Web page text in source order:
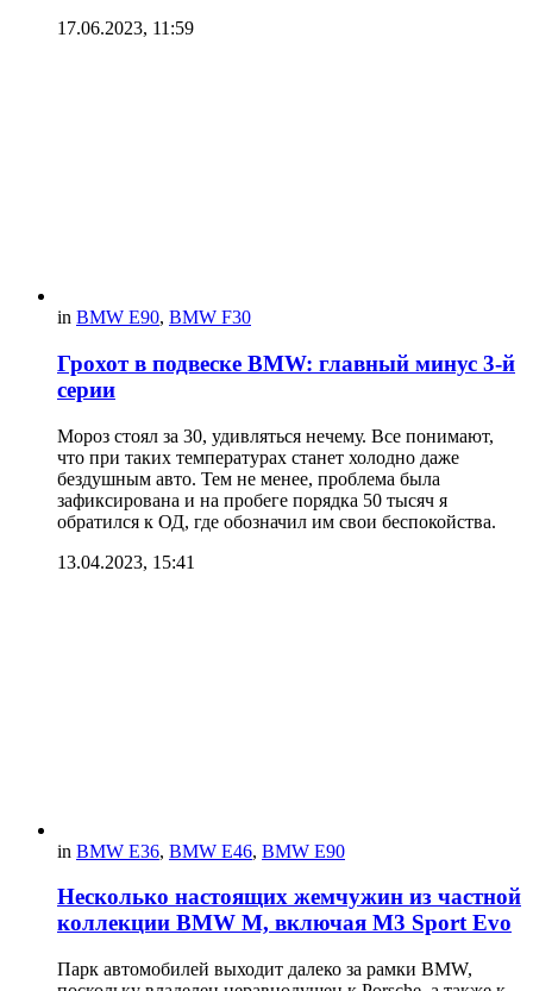
17.06.2023, 11:59
in BMW E90, BMW F30
Грохот в подвеске BMW: главный минус 3-й
серии
Мороз стоял за 30, удивляться нечему. Все понимают,
что при таких температурах станет холодно даже
бездушным авто. Тем не менее, проблема была
зафиксирована и на пробеге порядка 50 тысяч я
обратился к ОД, где обозначил им свои беспокойства.
13.04.2023, 15:41
in BMW E36, BMW E46, BMW E90
Несколько настоящих жемчужин из частной
коллекции BMW M, включая M3 Sport Evo
Парк автомобилей выходит далеко за рамки BMW,